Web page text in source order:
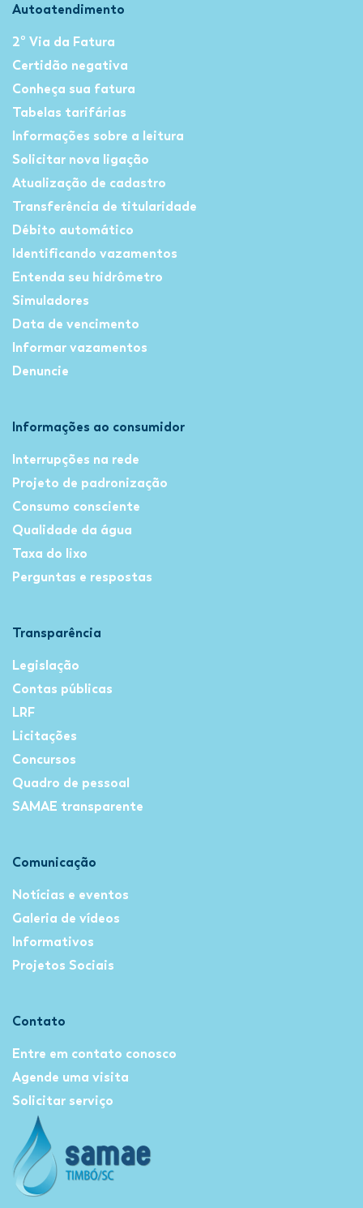
Autoatendimento
2º Via da Fatura
Certidão negativa
Conheça sua fatura
Tabelas tarifárias
Informações sobre a leitura
Solicitar nova ligação
Atualização de cadastro
Transferência de titularidade
Débito automático
Identificando vazamentos
Entenda seu hidrômetro
Simuladores
Data de vencimento
Informar vazamentos
Denuncie
Informações ao consumidor
Interrupções na rede
Projeto de padronização
Consumo consciente
Qualidade da água
Taxa do lixo
Perguntas e respostas
Transparência
Legislação
Contas públicas
LRF
Licitações
Concursos
Quadro de pessoal
SAMAE transparente
Comunicação
Notícias e eventos
Galeria de vídeos
Informativos
Projetos Sociais
Contato
Entre em contato conosco
Agende uma visita
Solicitar serviço